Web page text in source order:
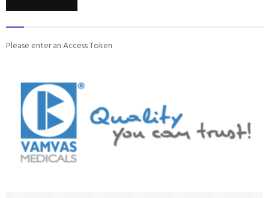
Please enter an Access Token